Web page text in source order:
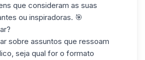
que consideram as suas
ou inspiradoras. 🎯
sobre assuntos que ressoam
seja qual for o formato